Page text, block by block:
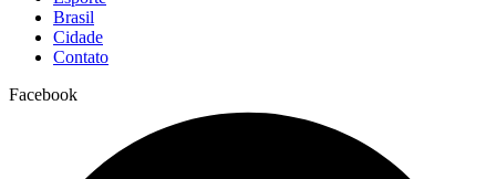
Brasil
Cidade
Contato
Facebook